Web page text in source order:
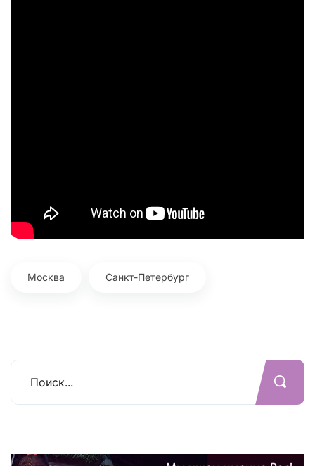
Москва Санкт-Петербург